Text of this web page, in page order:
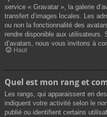
service « Gravatar », la galerie
transfert d’images locales. Les
ou non la fonctionnalité des
rendre disponible aux utilisateurs.
d’avatars, nous vous invitons à
Haut
Quel est mon rang et
Les rangs, qui apparaissent en
indiquent votre activité selon le
publié ou identifient certains